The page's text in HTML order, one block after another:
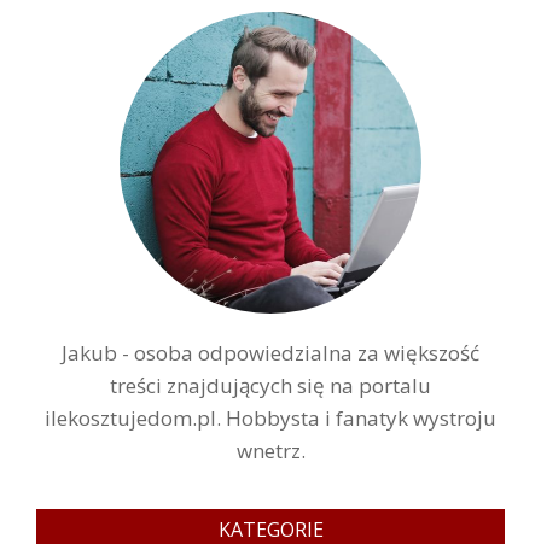
Jakub - osoba odpowiedzialna za większość
treści znajdujących się na portalu
ilekosztujedom.pl. Hobbysta i fanatyk wystroju
wnetrz.
KATEGORIE